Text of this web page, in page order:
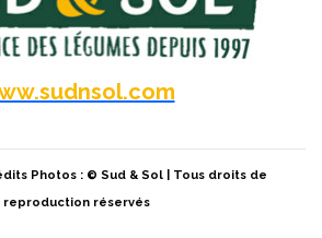
Photos : © Sud & Sol | Tous droits de
reproduction réservés